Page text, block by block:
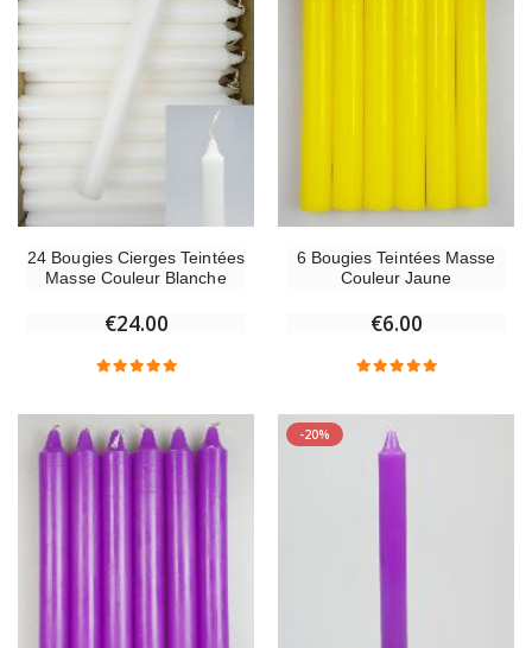
24 Bougies Cierges Teintées
Masse Couleur Blanche
€24.00
6 Bougies Teintées Masse
Couleur Jaune
€6.00
-20%